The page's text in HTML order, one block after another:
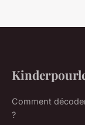
Comment
?